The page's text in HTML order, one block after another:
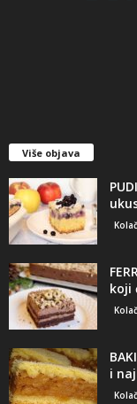
Više objava
koji
i